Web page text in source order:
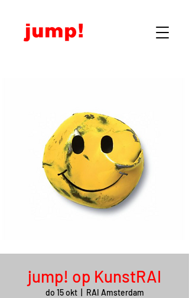
jump! op KunstRAI
do 15 okt
  |
RAI Amsterdam